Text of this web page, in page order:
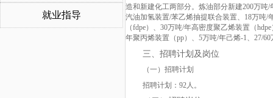
就业指导
造和新建化工两部分。炼油部分新建200万吨
汽油加氢装置/苯乙烯抽提联合装置、18万吨/
（fdpe）、30万吨/年高密度聚乙烯装置（
年聚丙烯装置（pp）、5万吨/年己烯-1、27/
三、招聘计划及岗位
（一）招聘计划
招聘计划： 92人。